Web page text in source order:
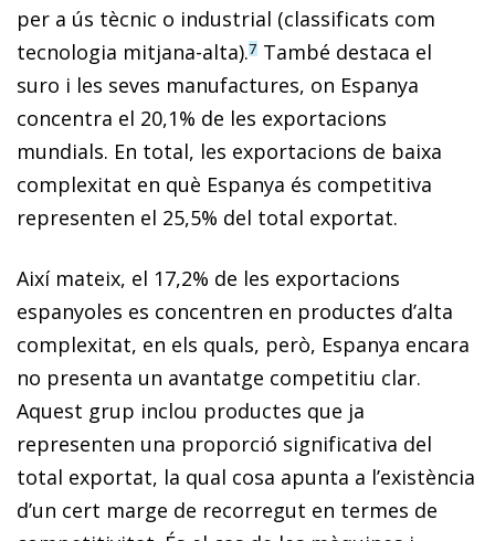
per a ús tècnic o industrial (classificats com
tecnologia mitjana-alta).7 També destaca el
suro i les seves manufactures, on Espanya
concentra el 20,1% de les exportacions
mundials. En total, les exportacions de baixa
complexitat en què Espanya és competitiva
representen el 25,5% del total exportat.
Així mateix, el 17,2% de les exportacions
espanyoles es concentren en productes d’alta
complexitat, en els quals, però, Espanya encara
no presenta un avantatge competitiu clar.
Aquest grup inclou productes que ja
representen una proporció significativa del
total exportat, la qual cosa apunta a l’existència
d’un cert marge de recorregut en termes de